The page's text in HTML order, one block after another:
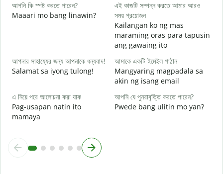
আপনি কি স্পষ্ট করতে পারেন?
Maaari mo bang linawin?
এই কাজটি সম্পন্ন করতে আমার আরও
সময় প্রয়োজন
Kailangan ko ng mas
maraming oras para tapusin
ang gawaing ito
আপনার সাহায্যের জন্য আপনাকে ধন্যবাদ!
Salamat sa iyong tulong!
আমাকে একটি ইমেইল পাঠান
Mangyaring magpadala sa
akin ng isang email
এ নিয়ে পরে আলোচনা করা যাক
Pag-usapan natin ito
mamaya
আপনি যে পুনরাবৃত্তি করতে পারেন?
Pwede bang ulitin mo yan?